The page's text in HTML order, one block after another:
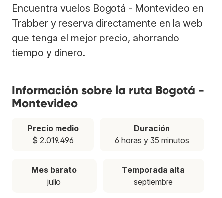
Encuentra vuelos Bogotá - Montevideo en
Trabber y reserva directamente en la web
que tenga el mejor precio, ahorrando
tiempo y dinero.
Información sobre la ruta Bogotá -
Montevideo
Precio medio
$ 2.019.496
Duración
6 horas y 35 minutos
Mes barato
julio
Temporada alta
septiembre